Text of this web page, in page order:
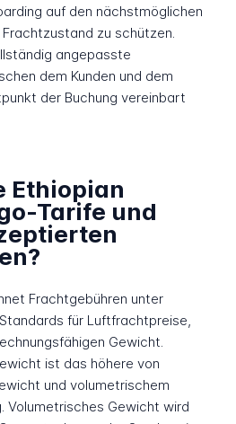
auf den nächstmöglichen
zu schützen.
angepasste
dem Kunden und dem
der Buchung vereinbart
Ethiopian
Tarife und
Frachtgebühren unter
für Luftfrachtpreise,
Gewicht.
ist das höhere von
und volumetrischem
Volumetrisches Gewicht wird